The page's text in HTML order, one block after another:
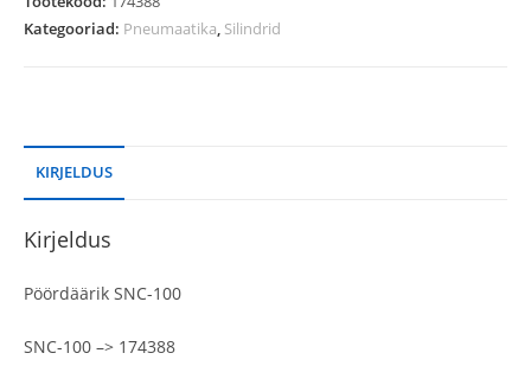
Kategooriad: Pneumaatika, Silindrid
KIRJELDUS
Kirjeldus
Pöördäärik SNC-100
SNC-100 –> 174388